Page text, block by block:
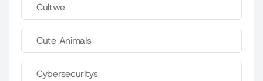
Cultwe
Cute Animals
Cybersecuritys